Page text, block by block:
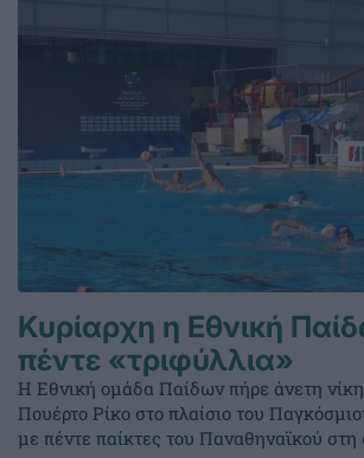
Κυρίαρχη η Εθνική
πέντε «τριφύλλια»
Η Εθνική ομάδα Παίδων πήρε άνετη
Πουέρτο Ρίκο στο πλαίσιο του
με πέντε παίκτες του Παναθηναϊκού στη